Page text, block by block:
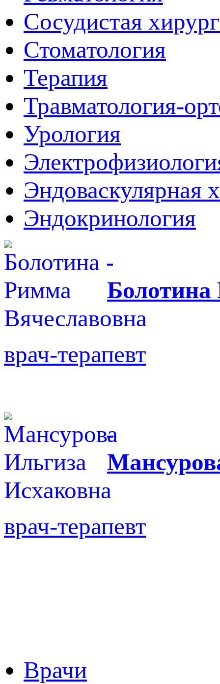
Сосудистая
Стоматология
Терапия
Травматология-
Урология
Эндоваскулярная
Эндокринология
врач-терапевт
врач-терапевт
Врачи